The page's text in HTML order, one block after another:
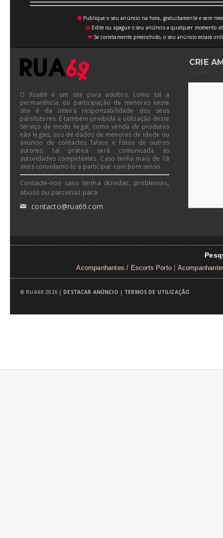
💥Publique o seu anúncio na hora, gratuitamente e sem
⚙ Edite ou apague o seu anúncio a qualquer momento
♥Se corretamente preenchido, o seu anúncio estará
O Rua69 é um site para adultos, como tal a
permanência, ou participação de menores neste
site é da inteira responsabilidade dos seus
pais/tutores. É também proibída a utilização deste
serviço de modo ilegal, como venda de produtos
não legais, uso de dados de menores de idade ou
anúncio de contactos falsos e fotos de outros
autores; tal prática será comunicada às
autoridades competentes. Caso tenha mais de 18
anos convidamo-lo a participar com bom senso.
Contacte-nos caso tenha dúvidas, problemas,
abuso ou parcerias para:
✉ contacto@rua69.com
CRIE
Acompanhantes / Escorts Porto
© RUA69 2026 | DESTACAR ANÚNCIO | TERMOS DE UTILIZAÇÃO